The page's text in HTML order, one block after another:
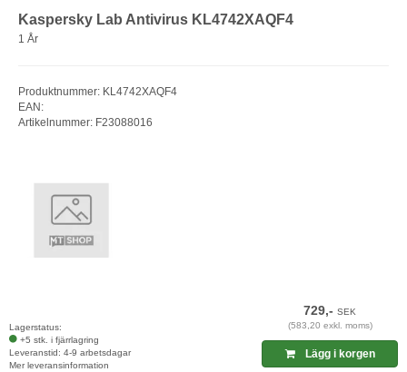
Kaspersky Lab Antivirus KL4742XAQF4
1 År
Produktnummer: KL4742XAQF4
EAN:
Artikelnummer: F23088016
Lagerstatus:
+5 stk. i fjärrlagring
Leveranstid: 4-9 arbetsdagar
Mer leveransinformation
729,-SEK
(583,20 exkl. moms)
Lägg i korgen